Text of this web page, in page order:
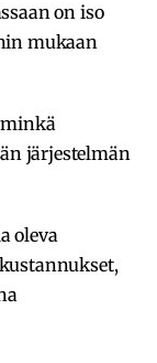
on iso
mukaan
järjestelmän
oleva